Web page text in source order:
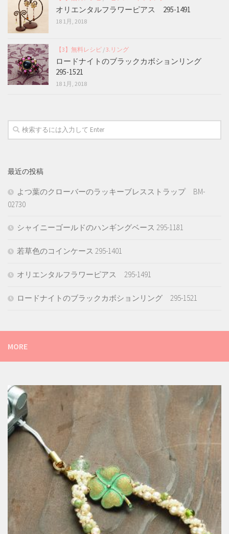
オリエンタルフラワーピアス 295-1491
18 1月, 2018
【3】無料レシピ /3.リング
ロードナイトのブラックカボションリング
295-1521
18 1月, 2018
最近の投稿
よつ葉のクローバーのラッキーブレスストラップ BM-
02730
シャイニーゴールドのハンギングベース 295-1181
若草色のコインケース 295-1401
オリエンタルフラワーピアス 295-1491
ロードナイトのブラックカボションリング 295-1521
MORE